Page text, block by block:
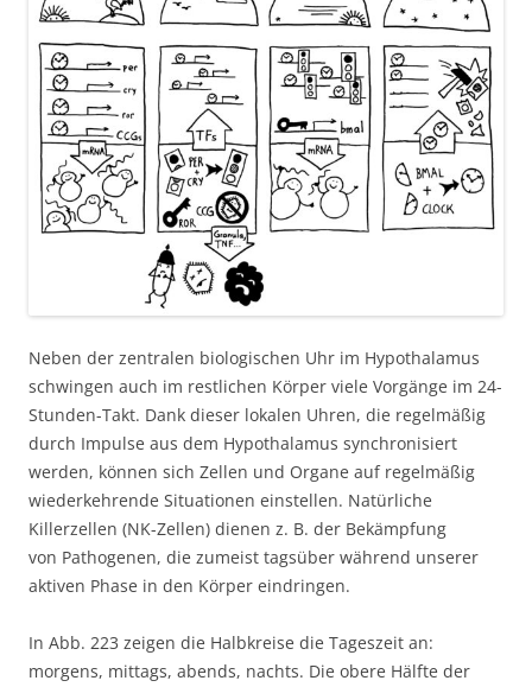
Neben der zentralen biologischen Uhr im Hypothalamus
schwingen auch im restlichen Körper viele Vorgänge im 24-
Stunden-Takt. Dank dieser lokalen Uhren, die regelmäßig
durch Impulse aus dem Hypothalamus synchronisiert
werden, können sich Zellen und Organe auf regelmäßig
wiederkehrende Situationen einstellen. Natürliche
Killerzellen (NK-Zellen) dienen z. B. der Bekämpfung
von Pathogenen, die zumeist tagsüber während unserer
aktiven Phase in den Körper eindringen.
In Abb. 223 zeigen die Halbkreise die Tageszeit an:
morgens, mittags, abends, nachts. Die obere Hälfte der